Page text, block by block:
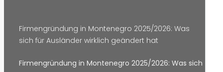
Firmengründung in Montenegro 2025/2026: Was
sich für Ausländer wirklich geändert hat
Firmengründung in Montenegro 2025/2026: Was sich